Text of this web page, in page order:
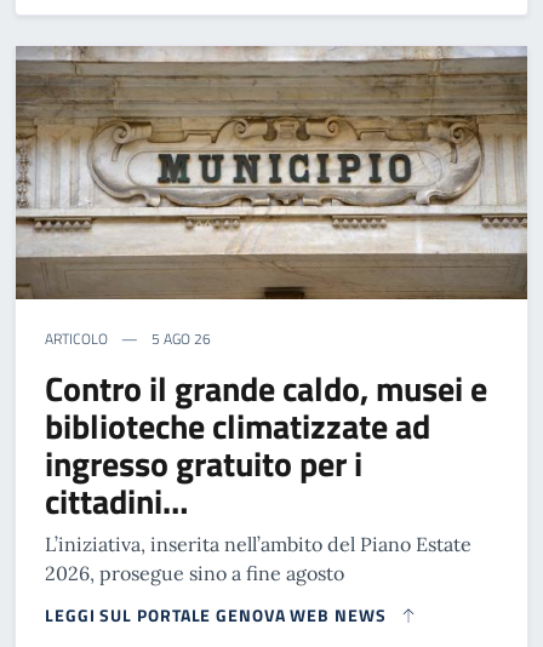
ARTICOLO 5 AGO 26
Contro il grande caldo, musei e
biblioteche climatizzate ad
ingresso gratuito per i
cittadini…
L’iniziativa, inserita nell’ambito del Piano Estate
2026, prosegue sino a fine agosto
LEGGI SUL PORTALE GENOVA WEB NEWS